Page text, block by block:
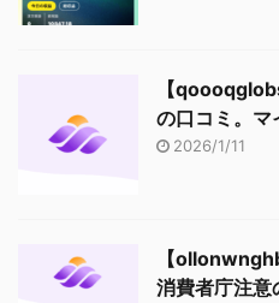
【
の口コミ。
2026/1/11
【
消費者庁注意